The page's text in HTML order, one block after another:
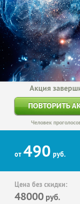
Акция
ПОВТОРИТЬ
Человек
от 490 руб.
Цена без скидки:
48000 руб.